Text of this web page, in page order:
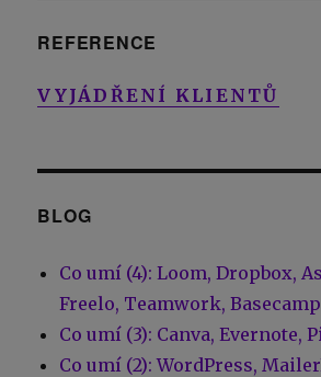
REFERENCE
VYJÁDŘENÍ KLIENTŮ
BLOG
Co umí (4): Loom, Dropbox,
Freelo, Teamwork, Basecamp
Co umí (3): Canva, Evernote,
Co umí (2): WordPress,